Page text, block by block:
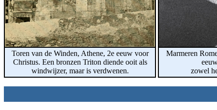
Toren van de Winden, Athene, 2e eeuw voor
Christus. Een bronzen Triton diende ooit als
windwijzer, maar is verdwenen.
Marmeren
zowel